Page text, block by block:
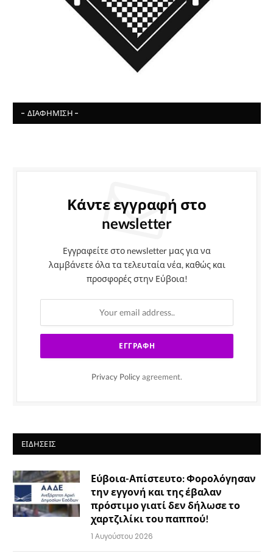
- ΔΙΑΦΉΜΙΣΗ -
Κάντε εγγραφή στο
newsletter
Εγγραφείτε στο newsletter μας για να
λαμβάνετε όλα τα τελευταία νέα, καθώς και
προσφορές στην Εύβοια!
Privacy Policy agreement.
ΕΙΔΉΣΕΙΣ
Εύβοια-Απίστευτο: Φορολόγησαν
την εγγονή και της έβαλαν
πρόστιμο γιατί δεν δήλωσε το
χαρτζιλίκι του παππού!
1 Αυγούστου 2026